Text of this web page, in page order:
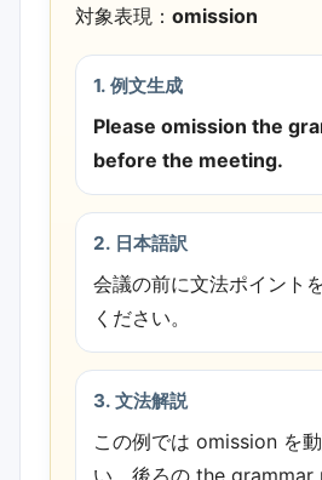
対象表現： omission
1. 例文生成
Please omission the
before the meeting.
2. 日本語訳
会議の前に文法ポイント
ください。
3. 文法解説
この例では omission を
い、後ろの the grammar